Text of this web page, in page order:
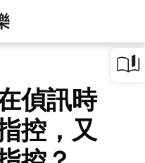
偵訊時
控，又